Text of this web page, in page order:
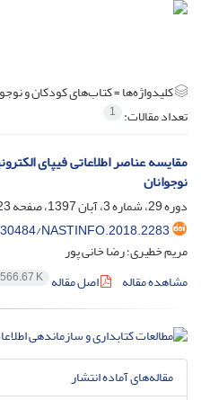
کلیدواژه‌ها =کتاب‌های کودکان و
تعداد مقالات: 1
مقایسه عناصر اطلاعاتی فیپای
نوجوانان
دوره 29، شماره 3، آبان 1397، صفحه
NASTINFO.2018.2283
مریم خطیری؛ رضا خانی پور
مشاهده مقاله
اصل مقاله 566.67 K
مقاله‌های آماده انتشار